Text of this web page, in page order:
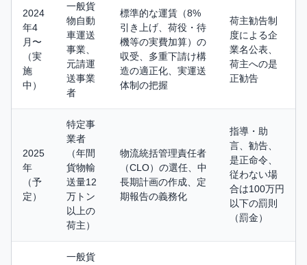
2024
年4
月〜
（実
施
中）
一般貨
物自動
車運送
事業、
元請運
送事業
者
標準的な運賃（8%
引き上げ、荷役・待
機等の実費加算）の
収受、多重下請け構
造の適正化、実運送
体制の把握
荷主勧告制
度による企
業名公表、
荷主への是
正勧告
2025
年
（予
定）
特定事
業者
（年間
貨物輸
送量12
万トン
以上の
荷主）
物流統括管理責任者
（CLO）の選任、中
長期計画の作成、定
期報告の義務化
指導・助
言、勧告、
是正命令、
従わない場
合は100万円
以下の罰則
（罰金）
一般貨